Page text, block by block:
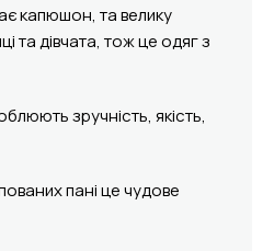
капюшон, та велику
та дівчата, тож це одяг з
зручність, якість,
пані це чудове